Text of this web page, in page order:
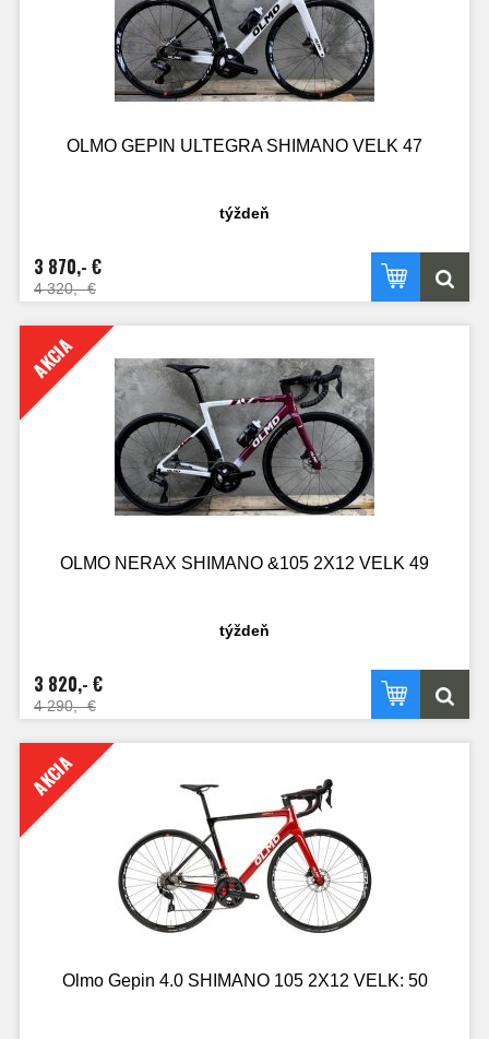
OLMO GEPIN ULTEGRA SHIMANO VELK 47
týždeň
3 870,- €
4 320,- €
AKCIA
OLMO NERAX SHIMANO &105 2X12 VELK 49
týždeň
3 820,- €
4 290,- €
AKCIA
Olmo Gepin 4.0 SHIMANO 105 2X12 VELK: 50